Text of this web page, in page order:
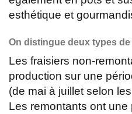
esthétique et
On distingue deux types
Les fraisiers non-
production sur une
(de mai à juillet selon
Les remontants ont